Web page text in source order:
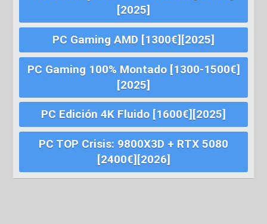
[2025]
PC Gaming AMD [1300€][2025]
PC Gaming 100% Montado [1300-1500€]
[2025]
PC Edición 4K Fluido [1600€][2025]
PC TOP Crisis: 9800X3D + RTX 5080
[2400€][2026]